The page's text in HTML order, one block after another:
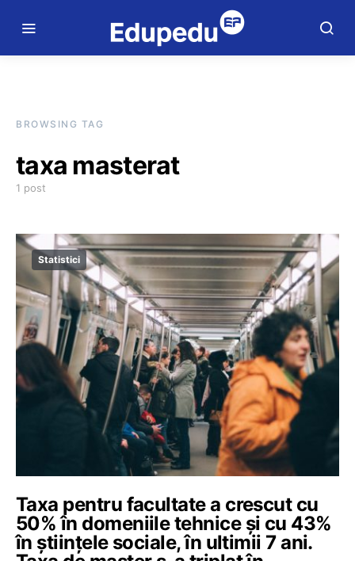
BROWSING TAG
taxa masterat
1 post
Statistici
Taxa pentru facultate a crescut cu
50% în domeniile tehnice și cu 43%
în științele sociale, în ultimii 7 ani.